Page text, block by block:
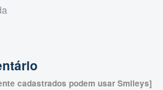
cadastrados podem usar Smileys]